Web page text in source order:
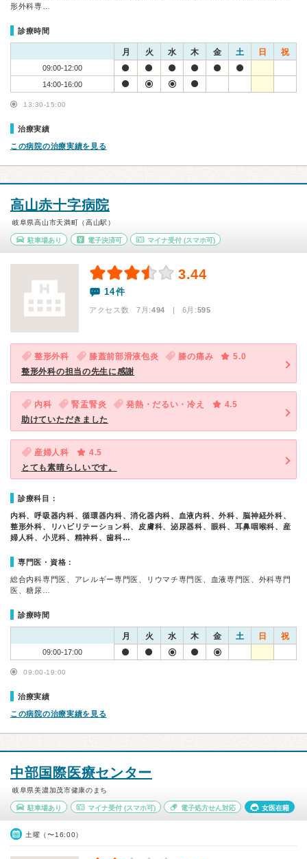
形外科専…
診療時間
月 火 水 木 金 土 日 祝
09:00-12:00
14:00-16:00
13:30-15:00
治療実績
この病院の治療実績を見る
高山赤十字病院
岐阜県高山市天満町（高山駅）
駐車場あり 電子決済可 マイナ受付 (スマホ可)
3.44
14件
アクセス数 7月:494 | 6月:595
整形外科 膝蓋前部滑液包炎 膝の痛み
5.0
整形外科の担当の先生に感謝
内科 腎盂腎炎 発熱・だるい・冷え
4.5
助けていただきました
産婦人科
4.5
とても素晴らしいです。
診療科目：
内科、呼吸器内科、循環器内科、消化器内科、血液内科、外科、脳神経外科、
整形外科、リハビリテーション科、皮膚科、泌尿器科、眼科、耳鼻咽喉科、産
婦人科、小児科、精神科、歯科…
専門医・資格：
総合内科専門医、アレルギー専門医、リウマチ専門医、血液専門医、外科専門
医、糖尿…
診療時間
月 火 水 木 金 土 日 祝
09:00-17:00
09:00-19:00
治療実績
この病院の治療実績を見る
中部国際医療センター
岐阜県美濃加茂市健康のまち
駐車場あり マイナ受付(スマホ可) 電子処方せん対応 女医在籍
土曜（〜16:00）